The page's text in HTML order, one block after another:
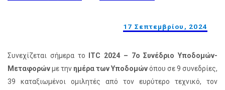
17 Σεπτεμβρίου, 2024
Συνεχίζεται σήμερα το
ITC 2024 – 7o Συνέδριο Υποδομών-
Μεταφορώνμε την ημέρα των Υποδομώνόπου σε 9 συνεδρίες,
39 καταξιωμένοι ομιλητές από τον ευρύτερο τεχνικό, τον